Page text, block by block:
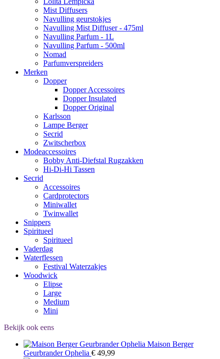
Mist Diffusers
Navulling geurstokjes
Navulling Mist Diffuser - 475ml
Navulling Parfum - 1L
Navulling Parfum - 500ml
Nomad
Parfumverspreiders
Merken
Dopper
Dopper Accessoires
Dopper Insulated
Dopper Original
Karlsson
Lampe Berger
Secrid
Zwitscherbox
Modeaccessoires
Bobby Anti-Diefstal Rugzakken
Hi-Di-Hi Tassen
Secrid
Accessoires
Cardprotectors
Miniwallet
Twinwallet
Snippers
Spiritueel
Spiritueel
Vaderdag
Waterflessen
Festival Waterzakjes
Woodwick
Elipse
Large
Medium
Mini
Bekijk ook eens
Maison Berger
Geurbrander Ophelia € 49,99